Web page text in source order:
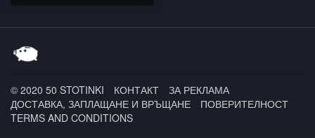
Eren / DenYo / 3700
North West
© 2020 50 STOTINKI КОНТАКТ
ЗА РЕКЛАМА
ДОСТАВКА, ЗАПЛАЩАНЕ И ВРЪЩАНЕ
ПОВЕРИТЕЛНОСТ
TERMS AND CONDITIONS